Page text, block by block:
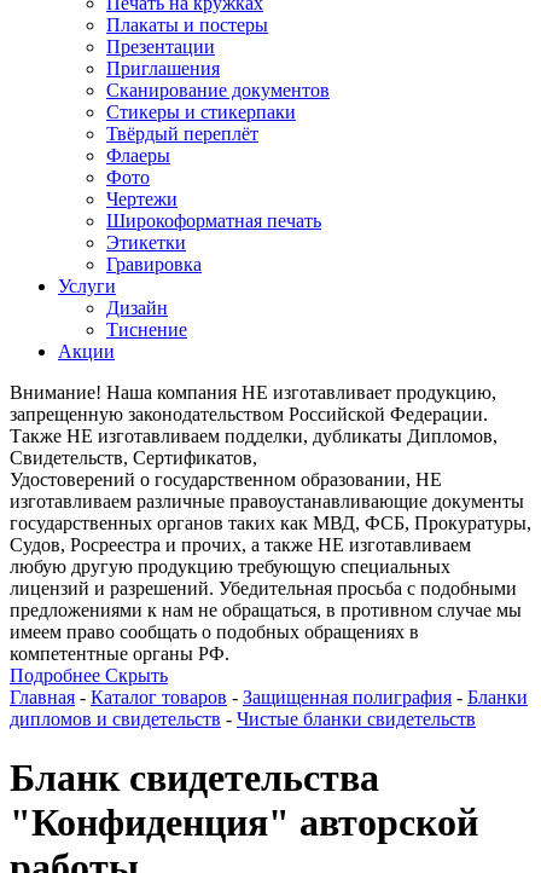
Плакаты и постеры
Презентации
Приглашения
Сканирование документов
Стикеры и стикерпаки
Твёрдый переплёт
Флаеры
Фото
Чертежи
Широкоформатная печать
Этикетки
Гравировка
Услуги
Дизайн
Тиснение
Акции
Внимание! Наша компания НЕ изготавливает продукцию,
запрещенную законодательством Российской Федерации.
Также НЕ изготавливаем подделки, дубликаты Дипломов,
Свидетельств, Сертификатов,
Удостоверений о государственном образовании, НЕ
изготавливаем различные правоустанавливающие документы
государственных органов таких как МВД, ФСБ, Прокуратуры,
Судов, Росреестра и прочих, а также НЕ изготавливаем
любую другую продукцию требующую специальных
лицензий и разрешений. Убедительная просьба с подобными
предложениями к нам не обращаться, в противном случае мы
имеем право сообщать о подобных обращениях в
компетентные органы РФ.
Подробнее Скрыть
Главная - Каталог товаров - Защищенная полиграфия - Бланки
дипломов и свидетельств - Чистые бланки свидетельств
Бланк свидетельства
"Конфиденция" авторской